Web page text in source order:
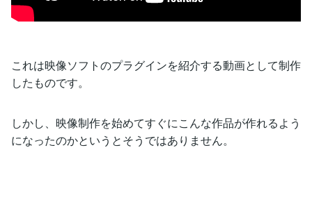
これは映像ソフトのプラグインを紹介する動画として制作
したものです。
しかし、映像制作を始めてすぐにこんな作品が作れるよう
になったのかというとそうではありません。